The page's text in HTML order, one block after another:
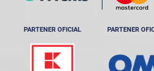
PARTENER OFICIAL PARTENER